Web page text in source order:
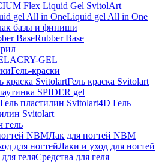
Flex Liquid Gel SvitolArt
Liquid gel All in One
базы и финиши
Rubber Base
ACRY-GEL
Гель-краски
Гель краска Svitolart
SPIDER gel
4D Гель
Svitolart
гель
Лак для ногтей NBM
Лаки и уход для ногтей
Средства для геля